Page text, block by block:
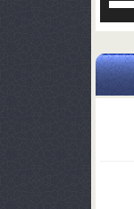
یا
صدا
کلیدهای